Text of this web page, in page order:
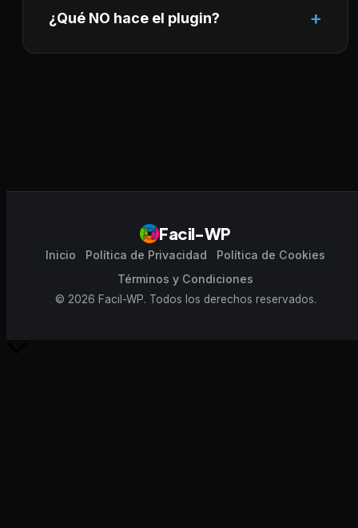
¿Qué NO hace el plugin?
Facil-WP
Inicio Política de Privacidad
Política de Cookies
Términos y Condiciones
© 2026 Facil-WP. Todos los derechos reservados.